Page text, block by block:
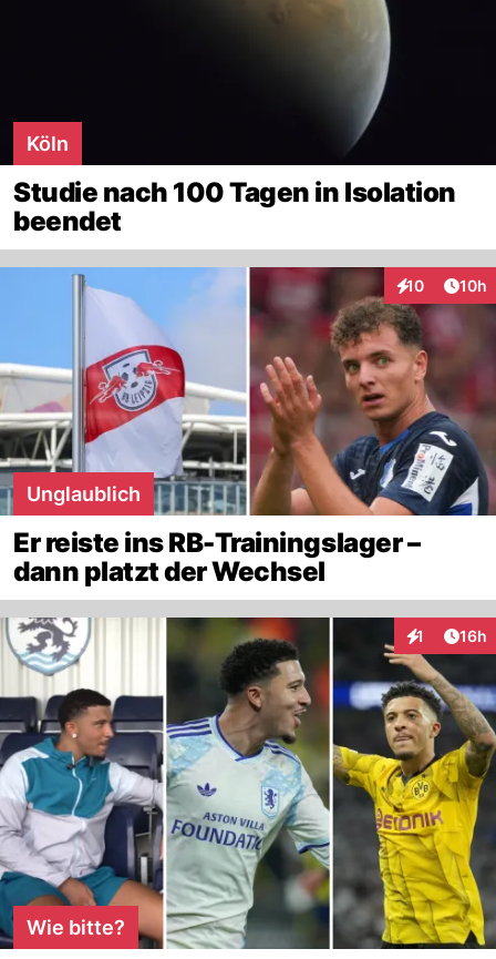
Köln
Studie nach 100 Tagen in Isolation
beendet
10
Interaktionen
10h
Unglaublich
Er reiste ins RB-Trainingslager –
dann platzt der Wechsel
1 16h
Wie bitte?